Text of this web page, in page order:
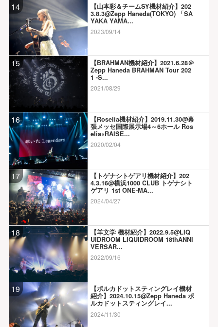
14
【山本彩＆チームSY機材紹介】202
3.8.3@Zepp Haneda(TOKYO) 「SA
YAKA YAMA...
2023/09/14
15
【BRAHMAN機材紹介】2021.6.28＠
Zepp Haneda BRAHMAN Tour 202
1 -S...
2021/08/29
16
【Roselia機材紹介】2019.11.30@幕
張メッセ国際展示場4～6ホール Ros
elia×RAISE...
2020/02/04
17
【トゲナシトゲアリ機材紹介】202
4.3.16@横浜1000 CLUB トゲナシト
ゲアリ 1st ONE-MA...
2024/04/27
18
【羊文学 機材紹介】2022.9.5@LIQ
UIDROOM LIQUIDROOM 18thANNI
VERSAR...
2022/09/16
19
【ポルカドットスティングレイ機材
紹介】2024.10.15@Zepp Haneda ポ
ルカドットスティングレイ...
2024/11/30